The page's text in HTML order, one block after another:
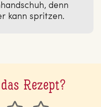
denn
kann spritzen.
Rezept?